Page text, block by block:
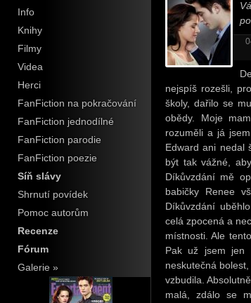
Info
Knihy
Filmy
Videa
Herci
FanFiction na pokračování
FanFiction jednodílné
FanFiction parodie
FanFiction poezie
Síň slávy
Shrnutí povídek
Pomoc autorům
Recenze
Fórum
Galerie »
nejspíš rozešli,
školy, dařilo se
obědy. Moje
rozuměli a já
Edward ani nedal
být tak vážné,
Díkůvzdání mě
babičky Renee
Díkůvzdání
celá zpocená a
místnosti. Ale
Pak už jsem jen
neskutečná
vzbudila.
malá, zdálo se